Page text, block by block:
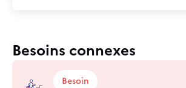
Besoins connexes
Besoin